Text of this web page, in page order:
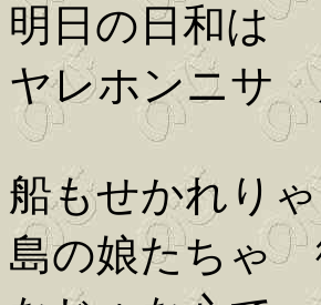
明日の日和は
ヤレホンニサ
船もせかれり
島の娘たちゃ